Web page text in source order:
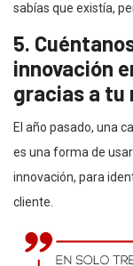
sabías que existía,
5.
innovación
gracias a tu
El año pasado, una
es una forma de
innovación, para
cliente.